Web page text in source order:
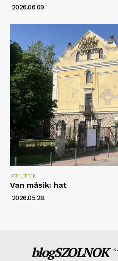
2026.06.09.
FELÉNK
Van másik: hat
2026.05.28.
blogSZOLNOK